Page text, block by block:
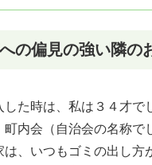
の偏見の強い隣の
た時は、私は３４才で
町内会（自治会の名称で
は、いつもゴミの出し方